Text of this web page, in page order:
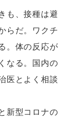
も、接種は避
らだ。ワクチ
。体の反応が
なる。国内の
医とよく相談
新型コロナの